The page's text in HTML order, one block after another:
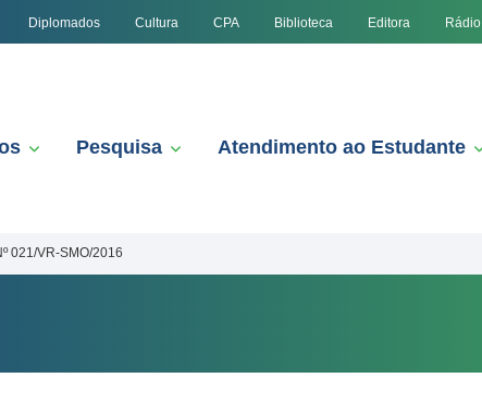
Diplomados Cultura CPA Biblioteca Editora Rádio
Pesquisa Atendimento ao Estudante
021/VR-SMO/2016